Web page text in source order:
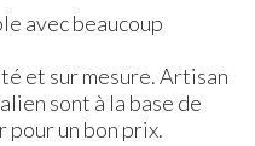
avec beaucoup
et sur mesure. Artisan
sont à la base de
un bon prix.